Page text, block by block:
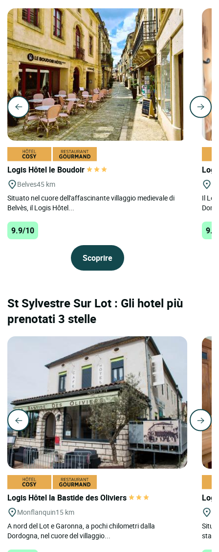
Logis Hôtel le Boudoir
Belves45 km
Situato nel cuore dell'affascinante villaggio medievale di
Belvès, il Logis Hôtel...
9.9/10
Scoprire
Il
St Sylvestre Sur Lot : Gli hotel più
prenotati 3 stelle
Logis Hôtel la Bastide des Oliviers
Monflanquin15 km
A nord del Lot e Garonna, a pochi chilometri dalla
Dordogna, nel cuore del villaggio...